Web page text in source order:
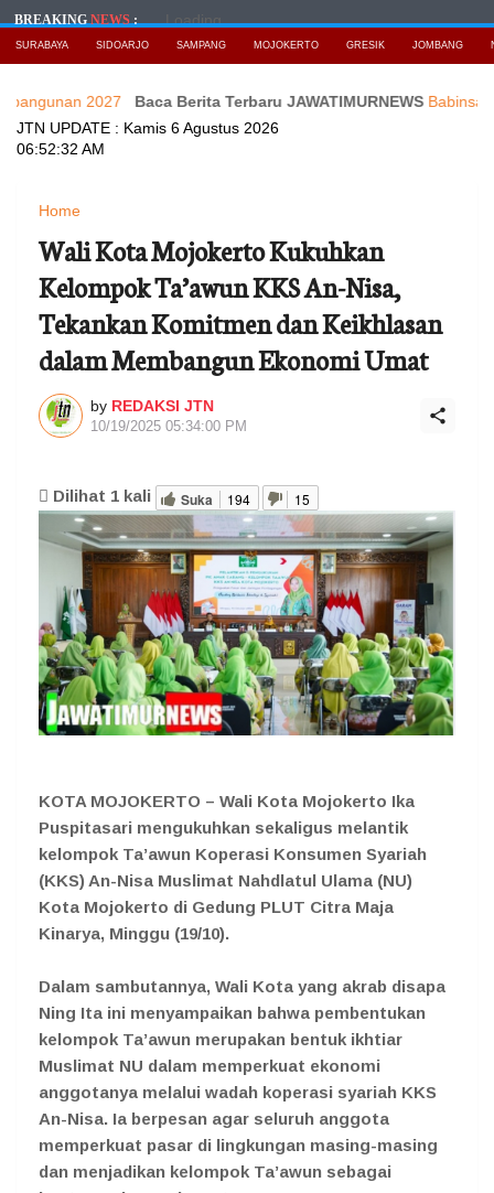
BREAKINGNEWS: Loading...
SURABAYA SIDOARJO SAMPANG MOJOKERTO GRESIK JOMBANG
2027 Baca Berita Terbaru JAWATIMURNEWS Babinsa Koramil
JTN UPDATE : Kamis 6 Agustus 2026
06:52:33 AM
Home
Wali Kota Mojokerto Kukuhkan
Kelompok Ta’awun KKS An-Nisa,
Tekankan Komitmen dan Keikhlasan
dalam Membangun Ekonomi Umat
by REDAKSI JTN
10/19/2025 05:34:00 PM
Dilihat 1 kali Suka 194 15
KOTA MOJOKERTO – Wali Kota Mojokerto Ika
Puspitasari mengukuhkan sekaligus melantik
kelompok Ta’awun Koperasi Konsumen Syariah
(KKS) An-Nisa Muslimat Nahdlatul Ulama (NU)
Kota Mojokerto di Gedung PLUT Citra Maja
Kinarya, Minggu (19/10).
Dalam sambutannya, Wali Kota yang akrab disapa
Ning Ita ini menyampaikan bahwa pembentukan
kelompok Ta’awun merupakan bentuk ikhtiar
Muslimat NU dalam memperkuat ekonomi
anggotanya melalui wadah koperasi syariah KKS
An-Nisa. Ia berpesan agar seluruh anggota
memperkuat pasar di lingkungan masing-masing
dan menjadikan kelompok Ta’awun sebagai